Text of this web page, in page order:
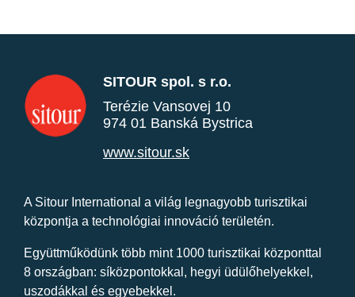
SITOUR spol. s r.o.
Terézie Vansovej 10
974 01 Banská Bystrica
www.sitour.sk
A Sitour International a világ legnagyobb turisztikai
központja a technológiai innováció területén.
Együttműködünk több mint 1000 turisztikai központtal
8 országban: síközpontokkal, hegyi üdülőhelyekkel,
uszodákkal és egyebekkel.